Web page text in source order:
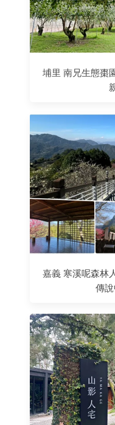
埔里 南兄生態棗
嘉義 寒溪呢森林
傳